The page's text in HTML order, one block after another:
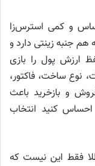
و کمی استرس‌زا
جنبه زینتی دارد و
ارزش پول را بازی
نوع ساخت، فاکتور،
و بازخرید باعث
کنید انتخاب
فقط این نیست که